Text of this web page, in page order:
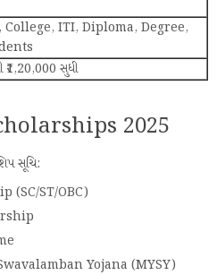
College, ITI, Diploma, Degree,
₹1,20,000 સુધી
2025
સૂચિ:
(SC/ST/OBC)
Yojana (MYSY)